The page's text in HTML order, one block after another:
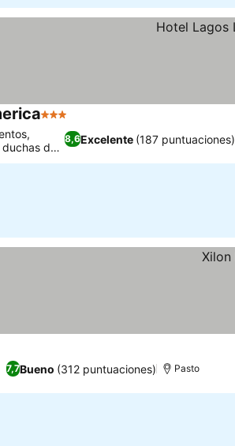
3 Estrellas
8,6Excelente (187 puntuaciones)
de
7,7Bueno (312 puntuaciones) Pasto